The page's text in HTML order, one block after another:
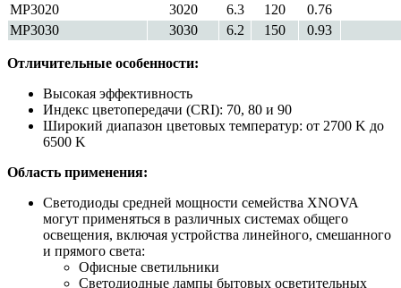
MP3020
3020 6.3 120
0.76
MP3030
3030 6.2 150 0.93
Отличительные особенности:
Высокая эффективность
Индекс цветопередачи (CRI): 70, 80 и 90
Широкий диапазон цветовых температур: от 2700 K до
6500 K
Область применения:
Светодиоды средней мощности семейства XNOVA
могут применяться в различных системах общего
освещения, включая устройства линейного, смешанного
и прямого света:
Офисные светильники
Светодиодные лампы бытовых осветительных